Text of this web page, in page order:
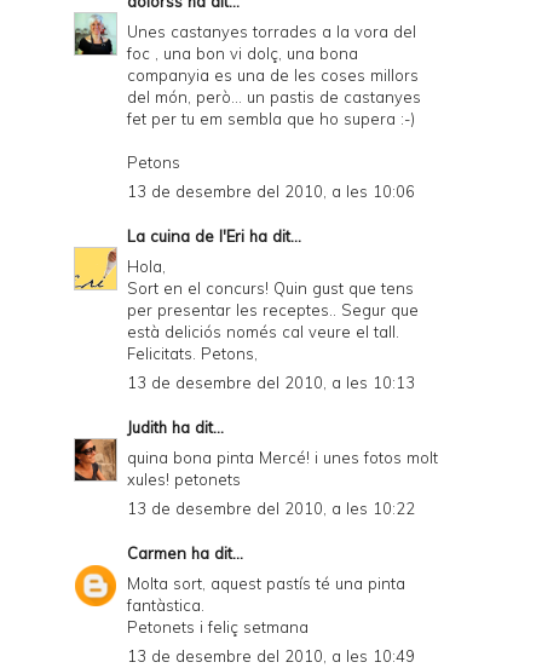
Unes castanyes torrades a la vora del
foc , una bon vi dolç, una bona
companyia es una de les coses millors
del món, però... un pastis de castanyes
fet per tu em sembla que ho supera :-)
Petons
13 de desembre del 2010, a les 10:06
La cuina de l'Eri ha dit...
Hola,
Sort en el concurs! Quin gust que tens
per presentar les receptes.. Segur que
està deliciós només cal veure el tall.
Felicitats. Petons,
13 de desembre del 2010, a les 10:13
Judith ha dit...
quina bona pinta Mercé! i unes fotos molt
xules! petonets
13 de desembre del 2010, a les 10:22
Carmen ha dit...
Molta sort, aquest pastís té una pinta
fantàstica.
Petonets i feliç setmana
13 de desembre del 2010, a les 10:49